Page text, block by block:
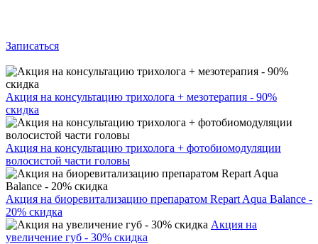
Записаться
Акция на консультацию трихолога + мезотерапия - 90%
скидка
Акция на консультацию трихолога + фотобиомодуляции
волосистой части головы
Акция на биоревитализацию препаратом Repart Aqua Balance -
20% скидка
Акция на
увеличение губ - 30% скидка